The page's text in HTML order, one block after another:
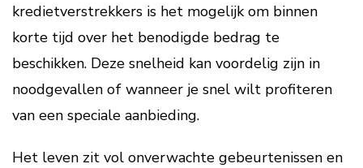
kredietverstrekkers is het mogelijk om binnen
korte tijd over het benodigde bedrag te
beschikken. Deze snelheid kan voordelig zijn in
noodgevallen of wanneer je snel wilt profiteren
van een speciale aanbieding.
Het leven zit vol onverwachte gebeurtenissen en